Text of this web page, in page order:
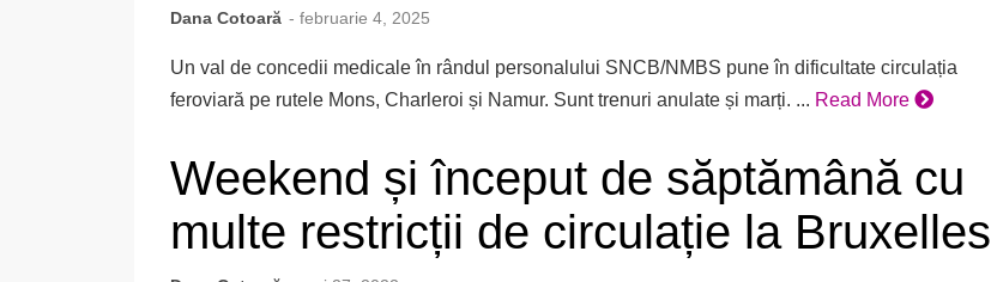
Dana Cotoară - februarie 4, 2025
Un val de concedii medicale în rândul personalului SNCB/NMBS pune în dificultate circulația
feroviară pe rutele Mons, Charleroi și Namur. Sunt trenuri anulate și marți. ... Read More
Weekend și început de săptămână cu
multe restricții de circulație la Bruxelles